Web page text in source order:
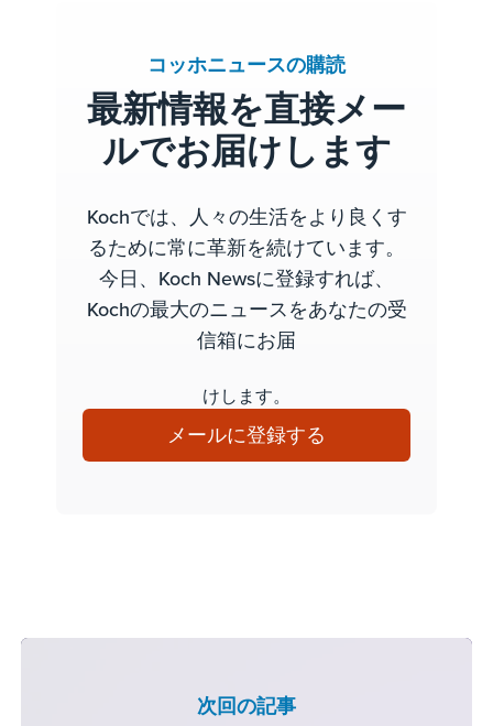
コッホニュースの購読
最新情報を直接メー
ルでお届けします
Kochでは、人々の生活をより良くす
るために常に革新を続けています。
今日、Koch Newsに登録すれば、
Kochの最大のニュースをあなたの受
信箱にお届
けします。
メールに登録する
次回の記事